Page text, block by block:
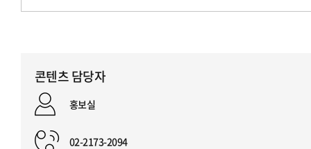
콘텐츠 담당자
홍보실
02-2173-2094